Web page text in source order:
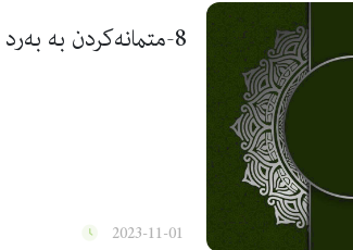
8-متمانەكردن بە بەرد شیركه
2023-11-01